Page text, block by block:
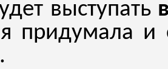
выступать
я придумала и